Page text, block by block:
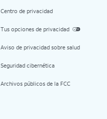
Centro de privacidad
Tus opciones de privacidad
Aviso de privacidad sobre salud
Seguridad cibernética
Archivos públicos de la FCC